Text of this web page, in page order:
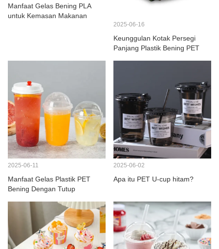
Manfaat Gelas Bening PLA
untuk Kemasan Makanan
2025-06-16
Keunggulan Kotak Persegi
Panjang Plastik Bening PET
2025-06-11
Manfaat Gelas Plastik PET
Bening Dengan Tutup
2025-06-02
Apa itu PET U-cup hitam?